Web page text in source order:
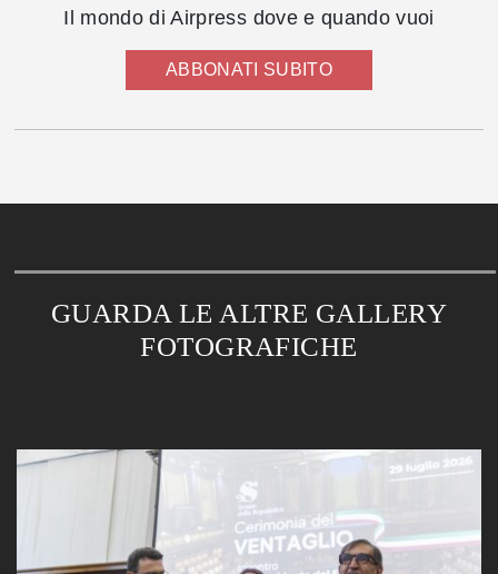
Il mondo di Airpress dove e quando vuoi
ABBONATI SUBITO
GUARDA LE ALTRE GALLERY
FOTOGRAFICHE